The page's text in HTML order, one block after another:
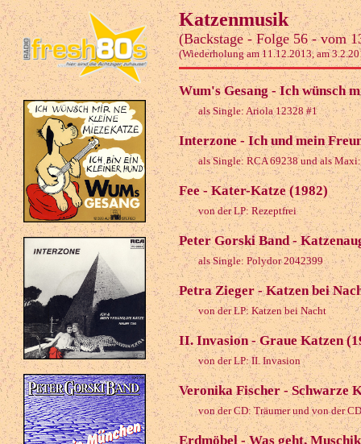
Katzenmusik
(Backstage - Folge 56 - vom
(Wiederholung am 11.12.2013, am
Wum's Gesang - Ich wünsch
als Single: Ariola 12328 #1
Interzone - Ich und mein
als Single: RCA 69238 und als
Fee - Kater-Katze (1982)
von der LP: Rezeptfrei
Peter Gorski Band -
als Single: Polydor 2042399
Petra Zieger - Katzen bei
von der LP: Katzen bei Nacht
II. Invasion - Graue Katzen
von der LP: II. Invasion
Veronika Fischer - Schwarze
von der CD: Träumer und von der
Erdmöbel - Was geht,